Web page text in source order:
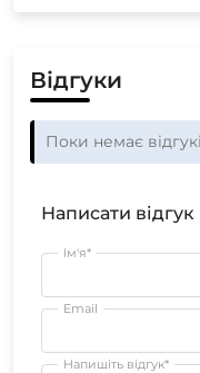
Відгуки
Поки немає
Написати відгук
Ім'я*
Email
Напишіть відгук*